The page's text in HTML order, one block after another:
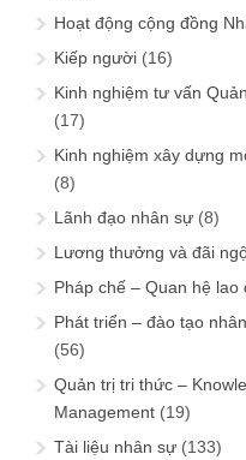
Hoạt động cộng đồng
Kiếp người (16)
Kinh nghiệm tư vấn
(17)
Kinh nghiệm xây dựng
(8)
Lãnh đạo nhân sự (8)
Lương thưởng và đãi
Pháp chế – Quan hệ lao
Phát triển – đào tạo
(56)
Quản trị tri thức –
Management (19)
Tài liệu nhân sự (133)